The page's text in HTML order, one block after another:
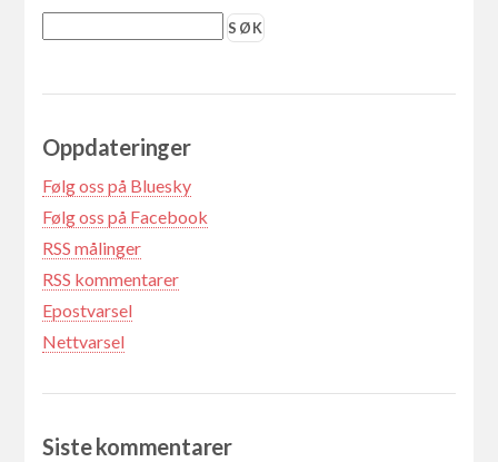
Oppdateringer
Følg oss på Bluesky
Følg oss på Facebook
RSS målinger
RSS kommentarer
Epostvarsel
Nettvarsel
Siste kommentarer